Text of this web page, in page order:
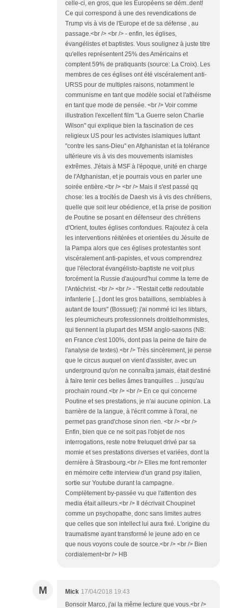
celle-ci, en gros, que les Européens se dém..dent!
Ce qui correspond à une des revendications de
Trump vis à vis de l'Europe et de sa défense , au
passage.<br /> <br /> - enfin, les églises,
évangélistes et baptistes. Vous soulignez à juste titre
qu'elles représentent 25% des Américains et
comptent 59% de pratiquants (source: La Croix). Les
membres de ces églises ont été viscéralement anti-
URSS pour de multiples raisons, notamment le
communisme en tant que modèle social et l'athéisme
en tant que mode de pensée. <br /> Voir comme
illustration l'excellent film "La Guerre selon Charlie
Wilson" qui explique bien la fascination de ces
religieux US pour les activistes islamiques luttant
"contre les sans-Dieu" en Afghanistan et la tolérance
ultérieure vis à vis des mouvements islamistes
extrêmes. J'étais à MSF à l'époque, unité en charge
de l'Afghanistan, et je pourrais vous en parler une
soirée entière.<br /> <br /> Mais il s'est passé qq
chose: les a trocités de Daesh vis à vis des chrétiens,
quelle que soit leur obédience, et la prise de position
de Poutine se posant en défenseur des chrétiens
d'Orient, toutes églises confondues. Rajoutez à cela
les interventions réitérées et orientées du Jésuite de
la Pampa alors que ces églises protestantes sont
viscéralement anti-papistes, et vous comprendrez
que l'électorat évangélisto-baptiste ne voit plus
forcément la Russie d'aujourd'hui comme la terre de
l'Antéchrist. <br /> <br /> - "Restait cette redoutable
infanterie [...] dont les gros bataillons, semblables à
autant de tours" (Bossuet): j'ai nommé ici les libtars,
les pleurnicheurs professionnels droitdelhommistes,
qui tiennent la plupart des MSM anglo-saxons (NB:
en France c'est 100%, dont pas la peine de faire de
l'analyse de textes).<br /> Très sincèrement, je pense
que le circus auquel on vient d'assister, avec un
underground qu'on ne connaîtra jamais, était destiné
à faire tenir ces belles âmes tranquilles ... jusqu'au
prochain round.<br /> <br /> En ce qui concerne
Poutine et ses prestations, je n'ai aucune opinion. La
barrière de la langue, à l'écrit comme à l'oral, ne
permet pas grand'chose sinon rien. <br /> <br />
Enfin, bien que ce ne soit pas l'objet de nos
interrogations, reste notre freluquet drivé par sa
momie et ses prestations diverses et variées, dont la
dernière à Strasbourg.<br /> Elles me font remonter
en mémoire cette interview d'un grand psy italien,
sortie sur Youtube durant la campagne.
Complètement by-passée vu que l'attention des
media était ailleurs.<br /> Il décrivait Choupinet
comme un psychopathe, donc sans limites autres
que celles que son intellect lui aura fixé. L'origine du
traumatisme ayant transformé le jeune ado en ce
que nous voyons coule de source.<br /> <br /> Bien
cordialement<br /> HB
M Mick 17/04/2018 19:43
Bonsoir Marco, j'ai la même lecture que vous.<br />